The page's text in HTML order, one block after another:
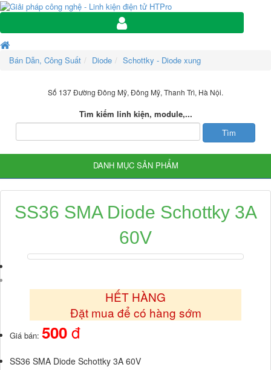
Bán Dẫn, Công Suất Diode Schottky - Diode xung
Số 137 Đường Đông Mỹ, Đông Mỹ, Thanh Trì, Hà Nội.
Tìm kiếm linh kiện, module,...
DANH MỤC SẢN PHẨM
SS36 SMA Diode Schottky 3A
60V
HẾT HÀNG
Đặt mua để có hàng sớm
Giá bán: 500đ
SS36 SMA Diode Schottky 3A 60V